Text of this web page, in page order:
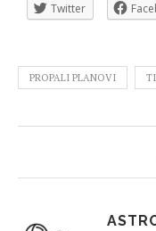
Twitter
PROPALI PLANOVI